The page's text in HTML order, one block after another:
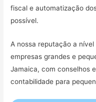
fiscal e automatização
possível.
A nossa reputação a
empresas grandes e
Jamaica, com conselhos
contabilidade para